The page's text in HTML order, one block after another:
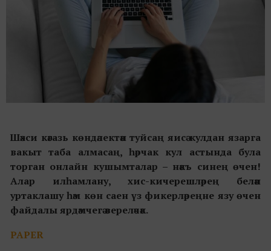
Шәхси кәгазь көндәлектән туйсаң яисә кулдан язарга
вакыт таба алмасаң, һәрчак кул астында була
торган онлайн кушымталар – нәкъ синең өчен!
Алар илһамлану, хис-кичерешләрең белән
уртаклашу һәм көн саен үз фикерләреңне язу өчен
файдалы ярдәмчегә әвереләчәк.
PAPER